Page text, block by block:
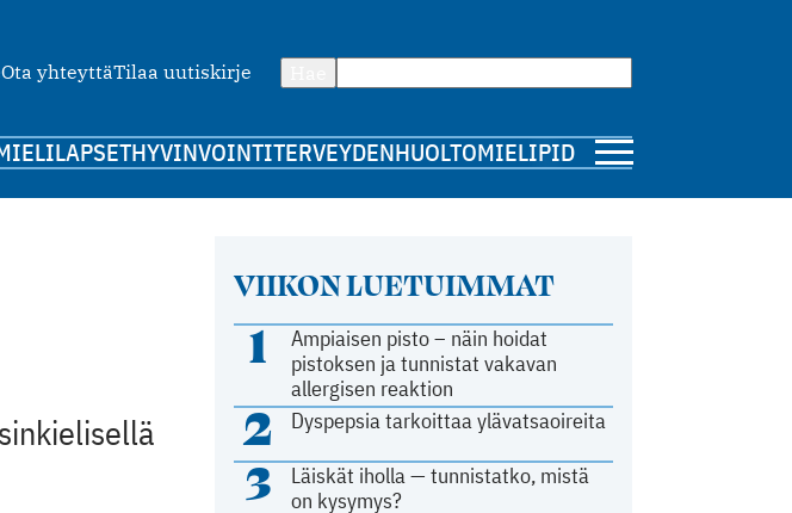
Ota yhteyttäTilaa uutiskirje
LAPSETHYVINVOINTITERVEYDENHUOLTOMIELIPIDE
VIIKON LUETUIMMAT
1
Ampiaisen pisto – näin hoidat
pistoksen ja tunnistat vakavan
allergisen reaktion
2 Dyspepsia tarkoittaa ylävatsaoireita
3
Läiskät iholla — tunnistatko, mistä
on kysymys?